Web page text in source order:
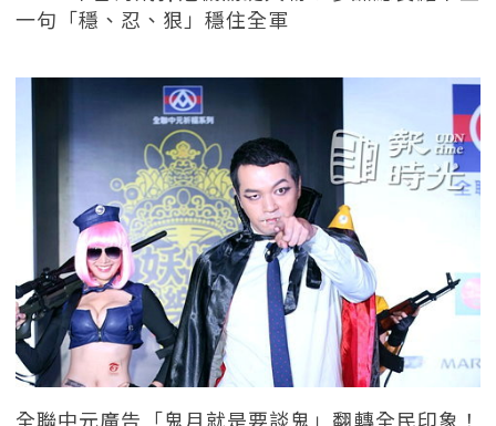
一句「穩、忍、狠」穩住全軍
全聯中元廣告「鬼月就是要談鬼」翻轉全民印象！